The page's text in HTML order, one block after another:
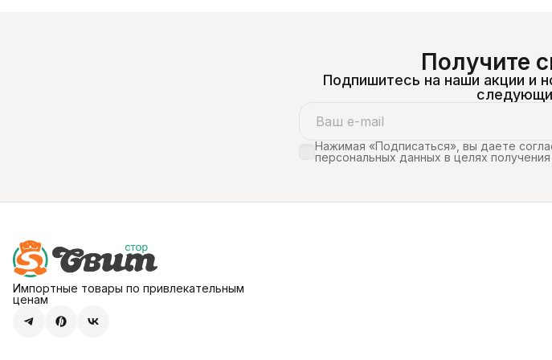
Получите
Подпишитесь на наши акции и
Нажимая «Подписаться», вы даете
персональных данных в целях
Импортные товары по привлекательным
ценам